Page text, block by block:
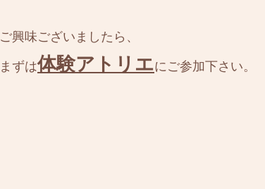
ご興味ございましたら、
​まずは体験アトリエにご参加下さい。